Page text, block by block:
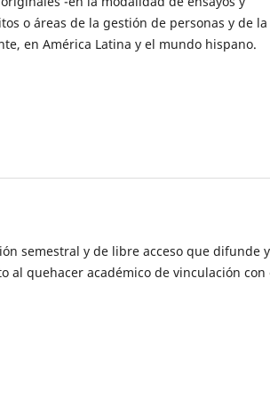
o áreas de la gestión de personas y de la
en América Latina y el mundo hispano.
semestral y de libre acceso que difunde y
al quehacer académico de vinculación con